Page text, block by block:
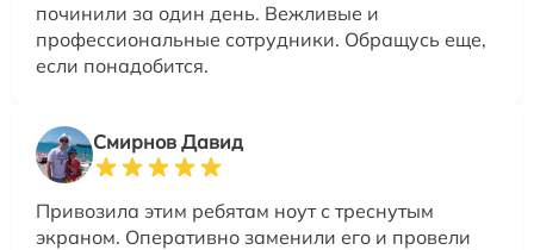
починили за один день. Вежливые и
профессиональные сотрудники. Обращусь еще,
если понадобится.
Смирнов Давид
Привозила этим ребятам ноут с треснутым
экраном. Оперативно заменили его и провели